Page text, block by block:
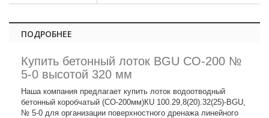
ПОДРОБНЕЕ
Купить бетонный лоток BGU СО-200 №
5-0 высотой 320 мм
Наша компания предлагает купить лоток водоотводный
бетонный коробчатый (СО-200мм)КU 100.29,8(20).32(25)-BGU,
№ 5-0 для организации поверхностного дренажа линейного